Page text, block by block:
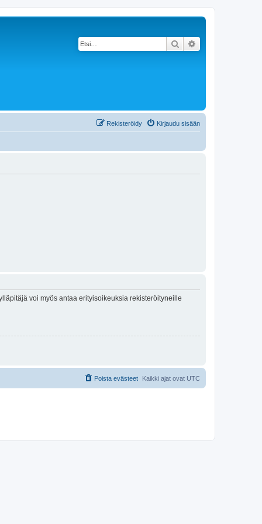
Etsi
Kirjaudu sisään
Rekisteröidy
voi myös antaa erityisoikeuksia rekisteröityneille
Kaikki ajat ovat UTC
Poista evästeet